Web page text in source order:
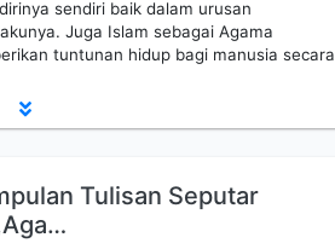
sendiri baik dalam urusan
Juga Islam sebagai Agama
tuntunan hidup bagi manusia secara
Tulisan Seputar